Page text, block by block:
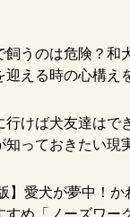
飼うのは危険？和
迎える時の心構え
行けば犬友達はで
知っておきたい現
】愛犬が夢中！か
すめ「ノーズワー